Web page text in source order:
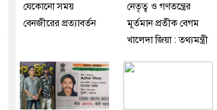
যেকোনো সময়
বেনজীরের প্রত্যাবর্তন
নেতৃত্ব ও গণতন্ত্রের
মূর্তমান প্রতীক বেগম
খালেদা জিয়া : তথ্যমন্ত্রী